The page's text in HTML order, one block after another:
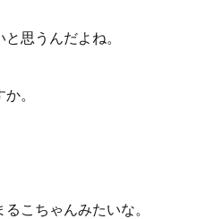
思うんだよね。
。
こちゃんみたいな。